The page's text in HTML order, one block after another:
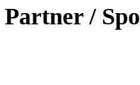
Partner /